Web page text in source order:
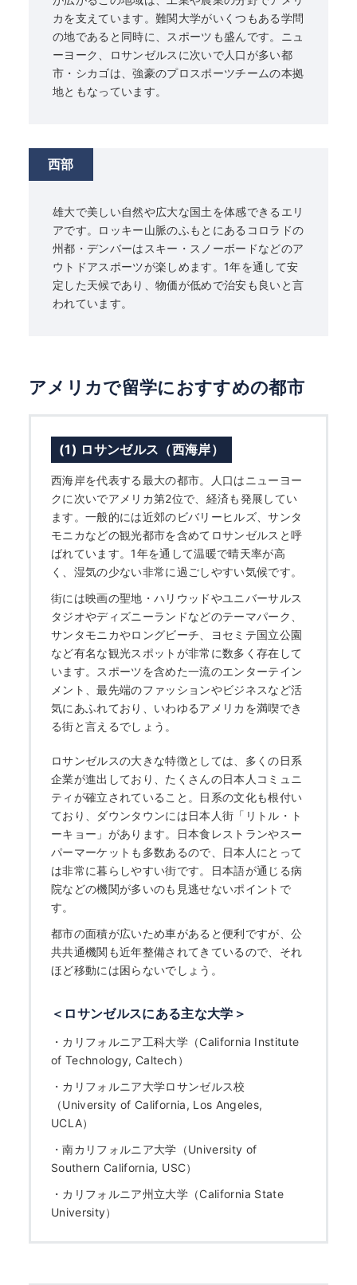
カを支えています。難関大学がいくつもある学問
の地であると同時に、スポーツも盛んです。ニュ
ーヨーク、ロサンゼルスに次いで人口が多い都
市・シカゴは、強豪のプロスポーツチームの本拠
地ともなっています。
西部
雄大で美しい自然や広大な国土を体感できるエリ
アです。ロッキー山脈のふもとにあるコロラドの
州都・デンバーはスキー・スノーボードなどのア
ウトドアスポーツが楽しめます。1年を通して安
定した天候であり、物価が低めで治安も良いと言
われています。
アメリカで留学におすすめの都市
(1) ロサンゼルス（西海岸）
西海岸を代表する最大の都市。人口はニューヨー
クに次いでアメリカ第2位で、経済も発展してい
ます。一般的には近郊のビバリーヒルズ、サンタ
モニカなどの観光都市を含めてロサンゼルスと呼
ばれています。1年を通して温暖で晴天率が高
く、湿気の少ない非常に過ごしやすい気候です。
街には映画の聖地・ハリウッドやユニバーサルス
タジオやディズニーランドなどのテーマパーク、
サンタモニカやロングビーチ、ヨセミテ国立公園
など有名な観光スポットが非常に数多く存在して
います。スポーツを含めた一流のエンターテイン
メント、最先端のファッションやビジネスなど活
気にあふれており、いわゆるアメリカを満喫でき
る街と言えるでしょう。
ロサンゼルスの大きな特徴としては、多くの日系
企業が進出しており、たくさんの日本人コミュニ
ティが確立されていること。日系の文化も根付い
ており、ダウンタウンには日本人街「リトル・ト
ーキョー」があります。日本食レストランやスー
パーマーケットも多数あるので、日本人にとって
は非常に暮らしやすい街です。日本語が通じる病
院などの機関が多いのも見逃せないポイントで
す。
都市の面積が広いため車があると便利ですが、公
共共通機関も近年整備されてきているので、それ
ほど移動には困らないでしょう。
＜ロサンゼルスにある主な大学＞
・ カリフォルニア工科大学（California Institute
of Technology, Caltech）
・ カリフォルニア大学ロサンゼルス校
（University of California, Los Angeles,
UCLA）
・南カリフォルニア大学（University of
Southern California, USC）
・ カリフォルニア州立大学（California State
University）